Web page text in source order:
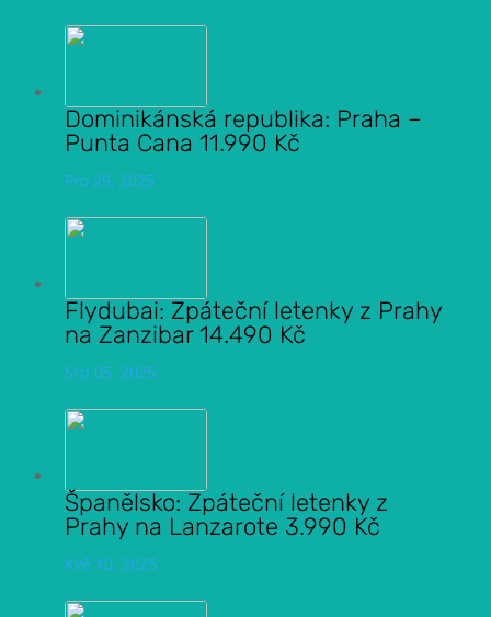
Dominikánská republika: Praha –
Punta Cana 11.990 Kč
Pro 29, 2025
Flydubai: Zpáteční letenky z Prahy
na Zanzibar 14.490 Kč
Srp 05, 2025
Španělsko: Zpáteční letenky z
Prahy na Lanzarote 3.990 Kč
Kvě 10, 2025